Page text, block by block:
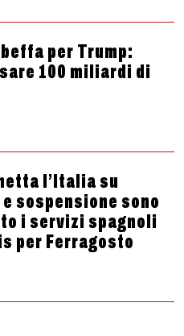
per Trump:
100 miliardi di
l’Italia su
sospensione sono
i servizi spagnoli
per Ferragosto